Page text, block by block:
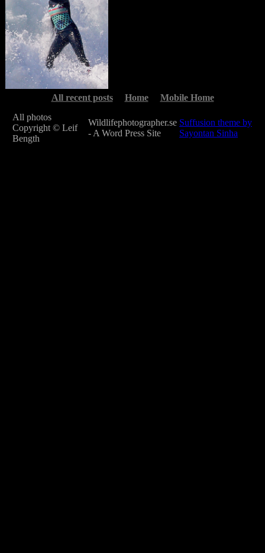
All recent posts Home
Mobile Home
All photos
Copyright © Leif
Bength
Wildlifephotographer.se
- A Word Press Site
Suffusion theme by
Sayontan Sinha